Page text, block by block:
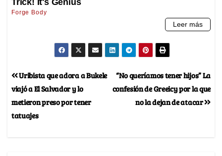
“No queríamos tener hijos” La
confesión de Greeicy por la que
no la dejan de atacar
Uribista que adora a Bukele
viajó a El Salvador y lo
metieron preso por tener
tatuajes